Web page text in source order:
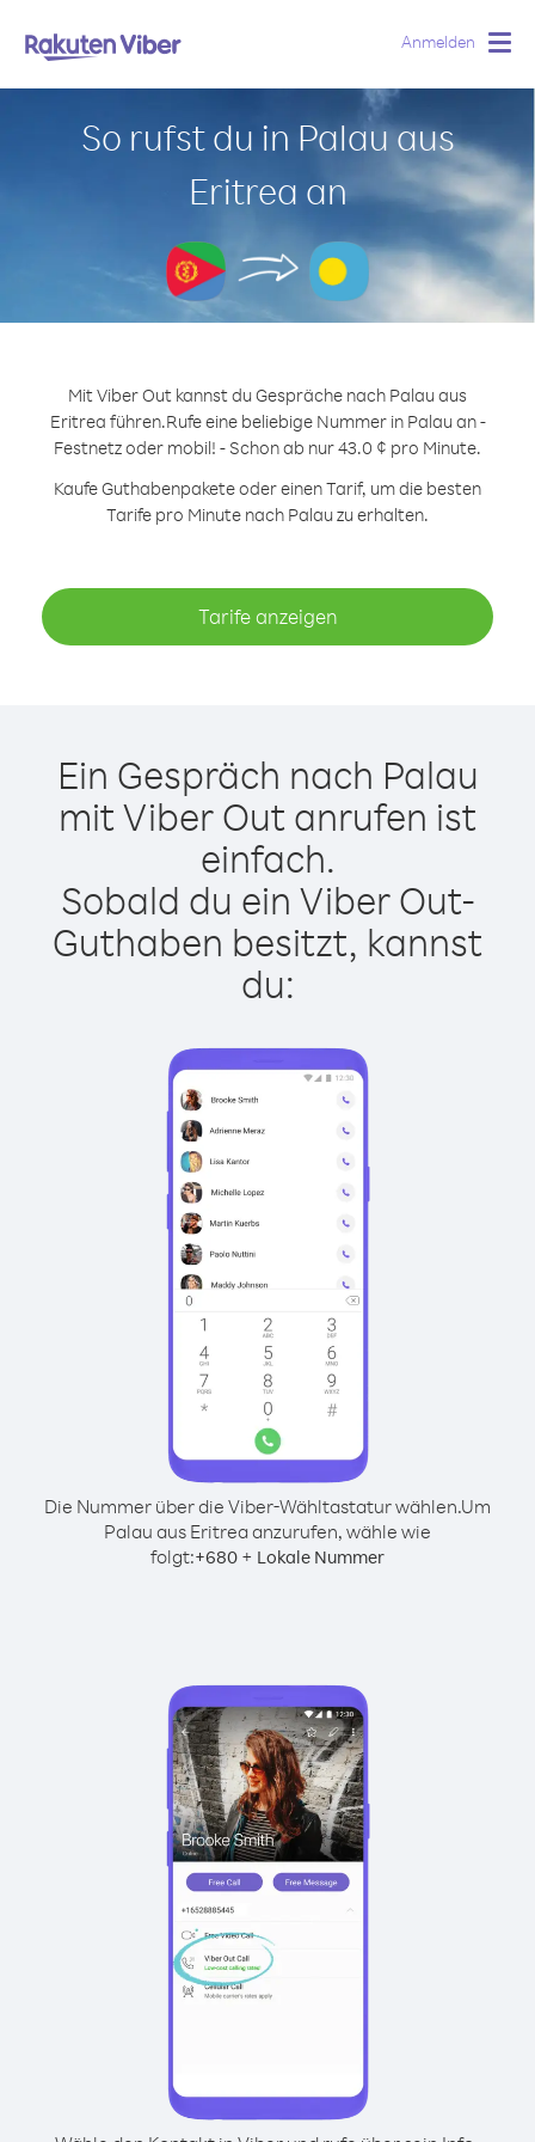
Anmelden
So rufst du in Palau aus
Eritrea an
Mit Viber Out kannst du Gespräche nach Palau aus
Eritrea führen.Rufe eine beliebige Nummer in Palau an -
Festnetz oder mobil! - Schon ab nur 43.0 ¢ pro Minute.
Kaufe Guthabenpakete oder einen Tarif, um die besten
Tarife pro Minute nach Palau zu erhalten.
Tarife anzeigen
Ein Gespräch nach Palau
mit Viber Out anrufen ist
einfach.
Sobald du ein Viber Out-
Guthaben besitzt, kannst
du:
Die Nummer über die Viber-Wähltastatur wählen.Um
Palau aus Eritrea anzurufen, wähle wie
folgt:+680 + Lokale Nummer